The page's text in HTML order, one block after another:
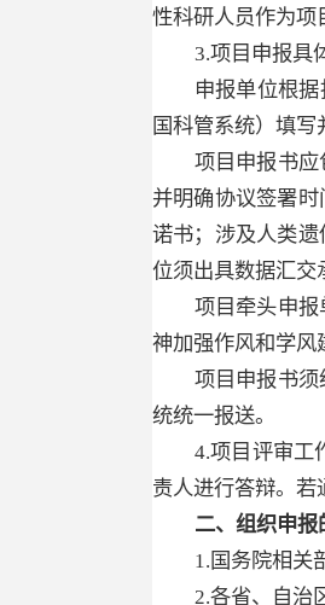
性科研人员作为项
3.项目申报具
申报单位根
国科管系统）填
项目申报书
并明确协议签署
诺书；涉及人类
位须出具数据汇交
项目牵头申
神加强作风和学风
项目申报书
统统一报送。
4.项目评审工
责人进行答辩。
二、组织申报
1.国务院相关
2.各省、自治